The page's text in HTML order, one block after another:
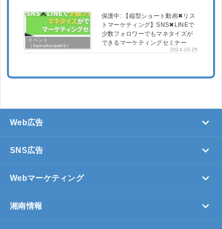
イベント
（kamakuraweb）
2024.10.25
保護中: 【縦型ショート動画✖︎リス
トマーケティング】SNS✖︎LINEで
少数フォロワーでもマネタイズが
できるマーケティングセミナー
Web広告
SNS広告
Webマーケティング
湘南情報